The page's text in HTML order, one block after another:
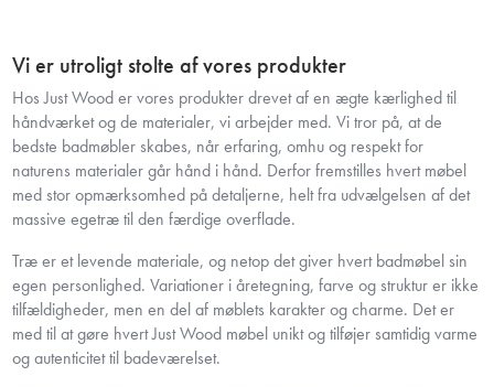
Vi er utroligt stolte af vores produkter
Hos Just Wood er vores produkter drevet af en ægte kærlighed til
håndværket og de materialer, vi arbejder med. Vi tror på, at de
bedste badmøbler skabes, når erfaring, omhu og respekt for
naturens materialer går hånd i hånd. Derfor fremstilles hvert møbel
med stor opmærksomhed på detaljerne, helt fra udvælgelsen af det
massive egetræ til den færdige overflade.
Træ er et levende materiale, og netop det giver hvert badmøbel sin
egen personlighed. Variationer i åretegning, farve og struktur er ikke
tilfældigheder, men en del af møblets karakter og charme. Det er
med til at gøre hvert Just Wood møbel unikt og tilføjer samtidig varme
og autenticitet til badeværelset.